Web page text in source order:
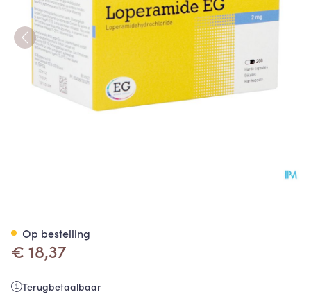
€ 18,37
Terugbetaalbaar
Op bestelling